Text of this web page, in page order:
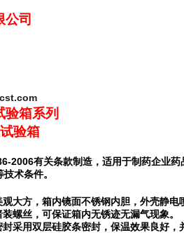
公司
验箱系列
验箱
2006有关条款制造，适用于制药企业
术条件。
大方，箱内镜面不锈钢内胆，外壳静电
螺丝，可保证箱内无锈迹无漏气现象。
采用双层硅胶条密封，保温效果良好，